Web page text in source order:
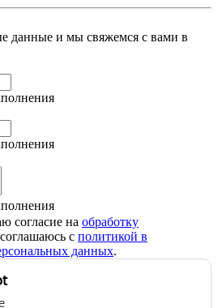
данные и мы свяжемся с вами в
согласие на обработку
с политикой в
данных.